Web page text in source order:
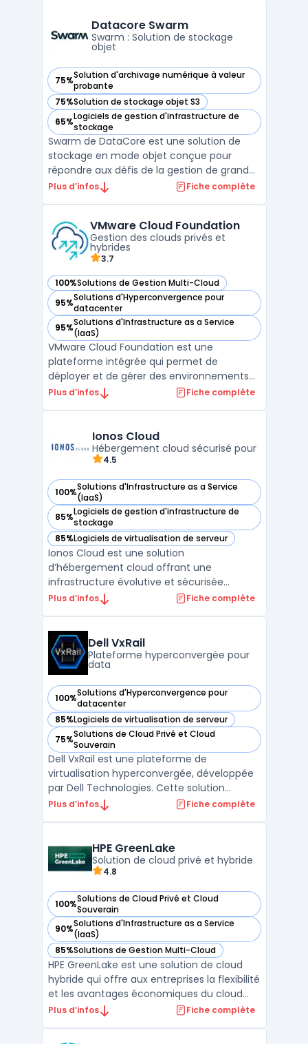
serveur cloud évolutif qui permet d'adapter
les configurations en fonction des exigence
Datacore Swarm
Swarm : Solution de stockage
objet
75%Solution d'archivage numérique à valeur
probante
— voir Datacore Swarm dans cette catégorie
75%Solution de stockage objet S3
— voir Datacore Swarm dans cette catégorie
65%Logiciels de gestion d'infrastructure de
stockage
— voir Datacore Swarm dans cette catégorie
Swarm de DataCore est une solution de
stockage en mode objet conçue pour
répondre aux défis de la gestion de grandes
quantités de données. Face à la croissance
contenu distribué, Swarm offre une
alternative efficace aux ...
Plus d’infos Fiche complète
VMware Cloud Foundation
Gestion des clouds privés et
hybrides
3.7
100%Solutions de Gestion Multi-Cloud
— voir VMware Cloud Foundation dans cette catégorie
95%Solutions d'Hyperconvergence pour
datacenter
— voir VMware Cloud Foundation dans cette catégorie
95%Solutions d'Infrastructure as a Service
(IaaS)
— voir VMware Cloud Foundation dans cette catégorie
VMware Cloud Foundation est une
plateforme intégrée qui permet de
déployer et de gérer des environnements
de cloud privé et hybride. Elle offre une
VMware Cloud Foundation intègre des outils
de gestion, de surveilla ...
Plus d’infos Fiche complète
Ionos Cloud
Hébergement cloud sécurisé pour
4.5
100%Solutions d'Infrastructure as a Service
(IaaS)
— voir Ionos Cloud dans cette catégorie
85%Logiciels de gestion d'infrastructure de
stockage
— voir Ionos Cloud dans cette catégorie
85%Logiciels de virtualisation de serveur
— voir Ionos Cloud dans cette catégorie
Ionos Cloud est une solution
d’hébergement cloud offrant une
infrastructure évolutive et sécurisée
adaptée aux besoins des entreprises. Grâce
haut niveau de flexibilité et d’évolutivité. La
plateforme assure une gest ...
Plus d’infos Fiche complète
Dell VxRail
Plateforme hyperconvergée pour
data
100%Solutions d'Hyperconvergence pour
datacenter
— voir Dell VxRail dans cette catégorie
85%Logiciels de virtualisation de serveur
— voir Dell VxRail dans cette catégorie
75%Solutions de Cloud Privé et Cloud
Souverain
— voir Dell VxRail dans cette catégorie
Dell VxRail est une plateforme de
virtualisation hyperconvergée, développée
par Dell Technologies. Cette solution
intègre des serveurs, système de stockage,
accrue. Le système est facile à déployer et
à gérer, ce qui le re ...
Plus d’infos Fiche complète
HPE GreenLake
Solution de cloud privé et hybride
4.8
100%Solutions de Cloud Privé et Cloud
Souverain
— voir HPE GreenLake dans cette catégorie
90%Solutions d'Infrastructure as a Service
(IaaS)
— voir HPE GreenLake dans cette catégorie
85%Solutions de Gestion Multi-Cloud
— voir HPE GreenLake dans cette catégorie
HPE GreenLake est une solution de cloud
hybride qui offre aux entreprises la flexibilité
et les avantages économiques du cloud
public tout en gardant le contrôle et la
Plus d’infos Fiche complète